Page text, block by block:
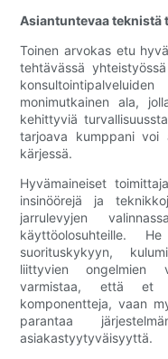
Asiantuntevaa teknistä
Toinen arvokas etu
tehtävässä
monimutkainen ala,
kehittyviä
tarjoava kumppani voi
kärjessä.
Hyvämaineiset
insinöörejä ja
jarrulevyjen
käyttöolosuhteille.
suorituskykyyn,
liittyvien ongelmien
varmistaa, että et
komponentteja, vaan
parantaa
asiakastyytyväisyyttä.